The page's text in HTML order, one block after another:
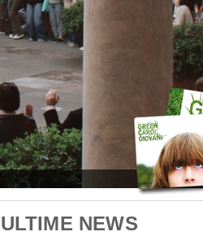
ULTIME NEWS